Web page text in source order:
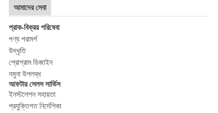
আমাদের সেবা
প্রাক-বিক্রয় পরিষেবা
পণ্য পরামর্শ
উদ্ধৃতি
প্রোগ্রাম ডিজাইন
নমুনা উপলব্ধ
আফটার সেলস সার্ভিস
ইনস্টলেশন সহায়তা
প্রযুক্তিগত নির্দেশিকা